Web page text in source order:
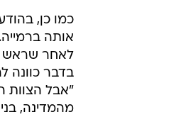
כמו כן,
אותה
לאחר שראש
בדבר כוונה
"אבל הצוות
מהמדינה,